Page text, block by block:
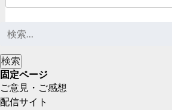
固定ページ
ご意見・ご感想
配信サイト